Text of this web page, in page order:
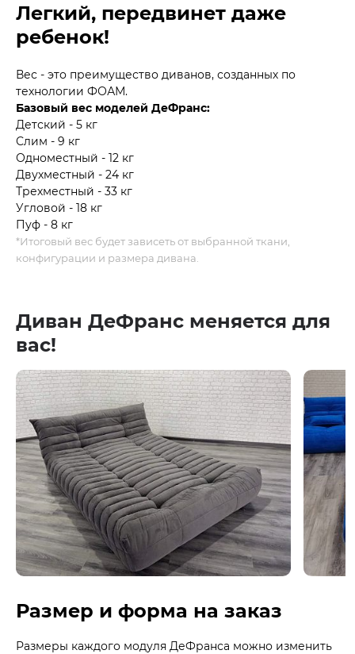
Легкий, передвинет даже
ребенок!
Вес - это преимущество диванов, созданных по
технологии ФОАМ.
Базовый вес моделей ДеФранс:
Детский - 5 кг
Слим - 9 кг
Одноместный - 12 кг
Двухместный - 24 кг
Трехместный - 33 кг
Угловой - 18 кг
Пуф - 8 кг
*Итоговый вес будет зависеть от выбранной ткани,
конфигурации и размера дивана.
Диван ДеФранс меняется для
вас!
Размер и форма на заказ
Размеры каждого модуля ДеФранса можно изменить